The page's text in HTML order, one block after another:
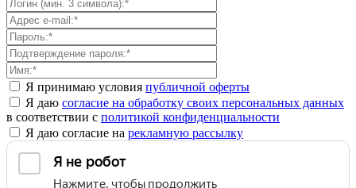
Я принимаю условия публичной оферты
Я даю согласие на обработку своих персональных данных
в соответствии с политикой конфиденциальности
Я даю согласие на рекламную рассылку